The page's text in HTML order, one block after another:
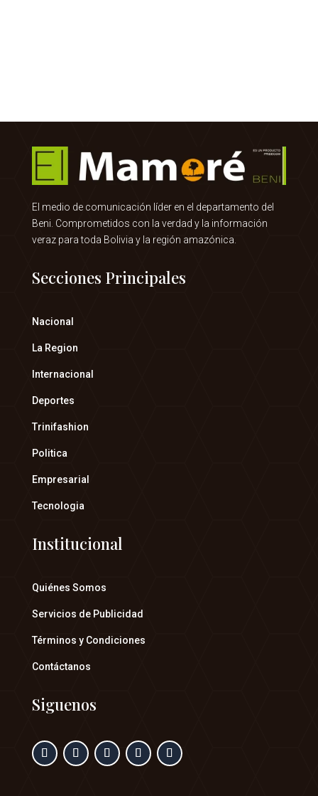
El medio de comunicación líder en el departamento del
Beni. Comprometidos con la verdad y la información
veraz para toda Bolivia y la región amazónica.
Secciones Principales
Nacional
La Region
Internacional
Deportes
Trinifashion
Politica
Empresarial
Tecnologia
Institucional
Quiénes Somos
Servicios de Publicidad
Términos y Condiciones
Contáctanos
Siguenos